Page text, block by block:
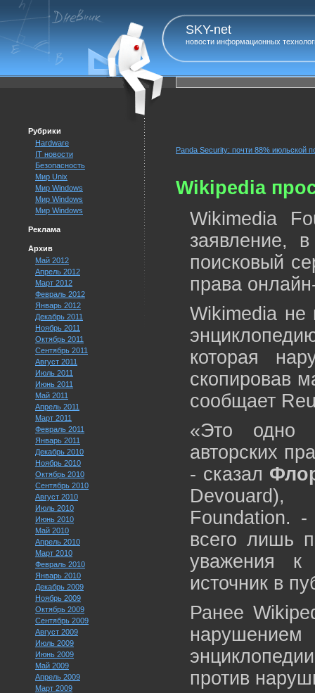
SKY-net
новости информационных
Рубрики
Hardware
IT новости
Безопасность
Мир Unix
Мир Windows
Мир Windows
Мир Windows
Реклама
Архив
Май 2012
Апрель 2012
Март 2012
Февраль 2012
Январь 2012
Декабрь 2011
Ноябрь 2011
Октябрь 2011
Сентябрь 2011
Август 2011
Июль 2011
Июнь 2011
Май 2011
Апрель 2011
Март 2011
Февраль 2011
Январь 2011
Декабрь 2010
Ноябрь 2010
Октябрь 2010
Сентябрь 2010
Август 2010
Июль 2010
Июнь 2010
Май 2010
Апрель 2010
Март 2010
Февраль 2010
Январь 2010
Декабрь 2009
Ноябрь 2009
Октябрь 2009
Сентябрь 2009
Август 2009
Июль 2009
Июнь 2009
Май 2009
Апрель 2009
Март 2009
Panda Security: почти 88% июльской
Wikipedia
Wikimedia
заявление,
поисковый
права
Wikimedia не
которая
скопировав
сообщает
«Это одно
авторских
- сказал
Devouard),
Foundation.
всего лишь
уважения
источник в
Ранее
нарушением
против